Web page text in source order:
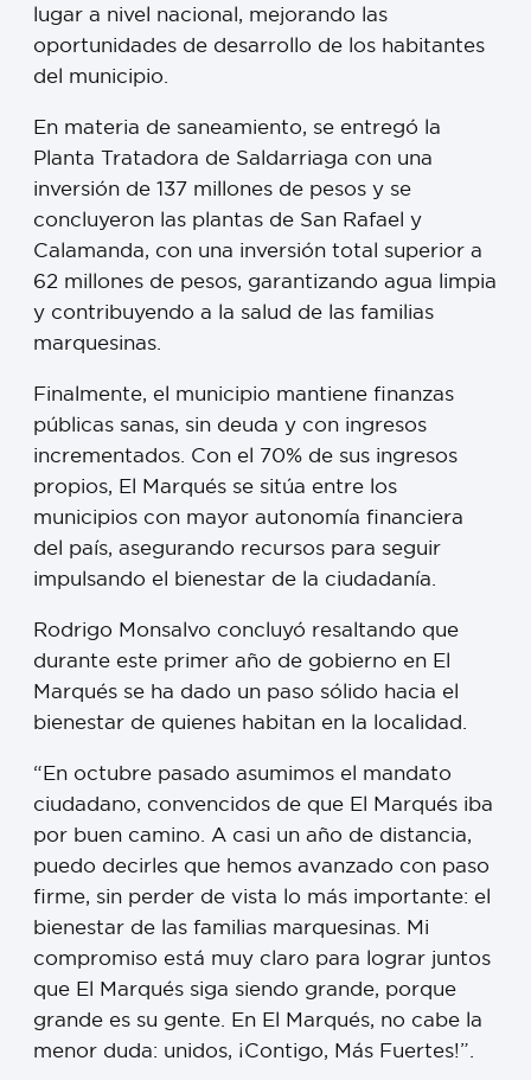
lugar a nivel nacional, mejorando las
oportunidades de desarrollo de los habitantes
del municipio.
En materia de saneamiento, se entregó la
Planta Tratadora de Saldarriaga con una
inversión de 137 millones de pesos y se
concluyeron las plantas de San Rafael y
Calamanda, con una inversión total superior a
62 millones de pesos, garantizando agua limpia
y contribuyendo a la salud de las familias
marquesinas.
Finalmente, el municipio mantiene finanzas
públicas sanas, sin deuda y con ingresos
incrementados. Con el 70% de sus ingresos
propios, El Marqués se sitúa entre los
municipios con mayor autonomía financiera
del país, asegurando recursos para seguir
impulsando el bienestar de la ciudadanía.
Rodrigo Monsalvo concluyó resaltando que
durante este primer año de gobierno en El
Marqués se ha dado un paso sólido hacia el
bienestar de quienes habitan en la localidad.
“En octubre pasado asumimos el mandato
ciudadano, convencidos de que El Marqués iba
por buen camino. A casi un año de distancia,
puedo decirles que hemos avanzado con paso
firme, sin perder de vista lo más importante: el
bienestar de las familias marquesinas. Mi
compromiso está muy claro para lograr juntos
que El Marqués siga siendo grande, porque
grande es su gente. En El Marqués, no cabe la
menor duda: unidos, ¡Contigo, Más Fuertes!”.